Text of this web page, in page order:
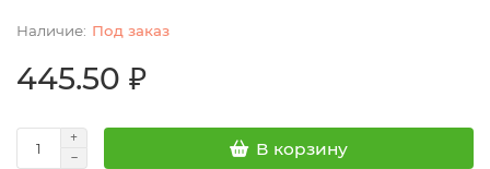
Под заказ
445.50 ₽
В корзину